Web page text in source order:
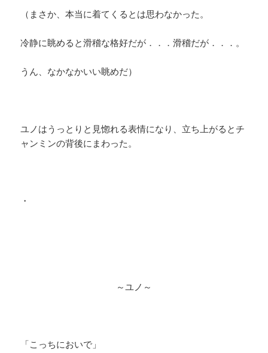
（まさか、本当に着てくるとは思わなかった。
冷静に眺めると滑稽な格好だが．．．滑稽だが．．．。
うん、なかなかいい眺めだ）
ユノはうっとりと見惚れる表情になり、立ち上がるとチ
ャンミンの背後にまわった。
・
～ユノ～
「こっちにおいで」